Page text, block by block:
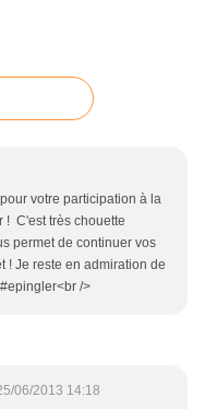
votre participation à la
! C'est très chouette
permet de continuer vos
! Je reste en admiration de
/>
06/2013 14:18